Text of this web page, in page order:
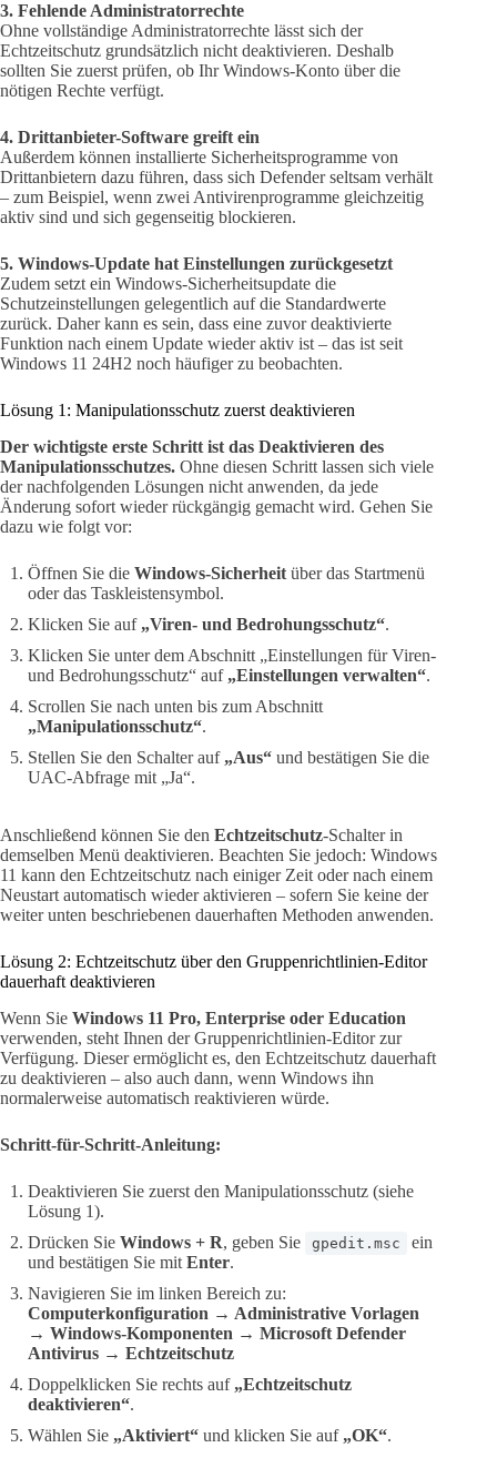
3. Fehlende Administratorrechte
Ohne vollständige Administratorrechte lässt sich der
Echtzeitschutz grundsätzlich nicht deaktivieren. Deshalb
sollten Sie zuerst prüfen, ob Ihr Windows-Konto über die
nötigen Rechte verfügt.
4. Drittanbieter-Software greift ein
Außerdem können installierte Sicherheitsprogramme von
Drittanbietern dazu führen, dass sich Defender seltsam verhält
– zum Beispiel, wenn zwei Antivirenprogramme gleichzeitig
aktiv sind und sich gegenseitig blockieren.
5. Windows-Update hat Einstellungen zurückgesetzt
Zudem setzt ein Windows-Sicherheitsupdate die
Schutzeinstellungen gelegentlich auf die Standardwerte
zurück. Daher kann es sein, dass eine zuvor deaktivierte
Funktion nach einem Update wieder aktiv ist – das ist seit
Windows 11 24H2 noch häufiger zu beobachten.
Lösung 1: Manipulationsschutz zuerst deaktivieren
Der wichtigste erste Schritt ist das Deaktivieren des
Manipulationsschutzes. Ohne diesen Schritt lassen sich viele
der nachfolgenden Lösungen nicht anwenden, da jede
Änderung sofort wieder rückgängig gemacht wird. Gehen Sie
dazu wie folgt vor:
Öffnen Sie die Windows-Sicherheit über das Startmenü
oder das Taskleistensymbol.
Klicken Sie auf „Viren- und Bedrohungsschutz“.
Klicken Sie unter dem Abschnitt „Einstellungen für Viren-
und Bedrohungsschutz“ auf „Einstellungen verwalten“.
Scrollen Sie nach unten bis zum Abschnitt
„Manipulationsschutz“.
Stellen Sie den Schalter auf „Aus“ und bestätigen Sie die
UAC-Abfrage mit „Ja“.
Anschließend können Sie den Echtzeitschutz-Schalter in
demselben Menü deaktivieren. Beachten Sie jedoch: Windows
11 kann den Echtzeitschutz nach einiger Zeit oder nach einem
Neustart automatisch wieder aktivieren – sofern Sie keine der
weiter unten beschriebenen dauerhaften Methoden anwenden.
Lösung 2: Echtzeitschutz über den Gruppenrichtlinien-Editor
dauerhaft deaktivieren
Wenn Sie Windows 11 Pro, Enterprise oder Education
verwenden, steht Ihnen der Gruppenrichtlinien-Editor zur
Verfügung. Dieser ermöglicht es, den Echtzeitschutz dauerhaft
zu deaktivieren – also auch dann, wenn Windows ihn
normalerweise automatisch reaktivieren würde.
Schritt-für-Schritt-Anleitung:
Deaktivieren Sie zuerst den Manipulationsschutz (siehe
Lösung 1).
Drücken Sie Windows + R, geben Sie gpedit.msc
ein
und bestätigen Sie mit Enter.
Navigieren Sie im linken Bereich zu:
Computerkonfiguration → Administrative Vorlagen
→ Windows-Komponenten → Microsoft Defender
Antivirus → Echtzeitschutz
Doppelklicken Sie rechts auf „Echtzeitschutz
deaktivieren“.
Wählen Sie „Aktiviert“ und klicken Sie auf „OK“.